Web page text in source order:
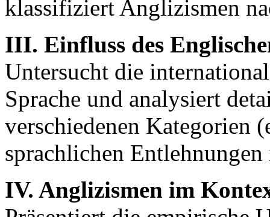
klassifiziert Anglizismen
III. Einfluss des
Untersucht die
Sprache und analysiert
verschiedenen Kategorien
sprachlichen
IV. Anglizismen im